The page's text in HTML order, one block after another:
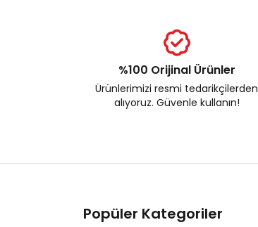
%100 Orijinal Ürünler
Ürünlerimizi resmi tedarikçilerden
alıyoruz. Güvenle kullanın!
Popüler Kategoriler